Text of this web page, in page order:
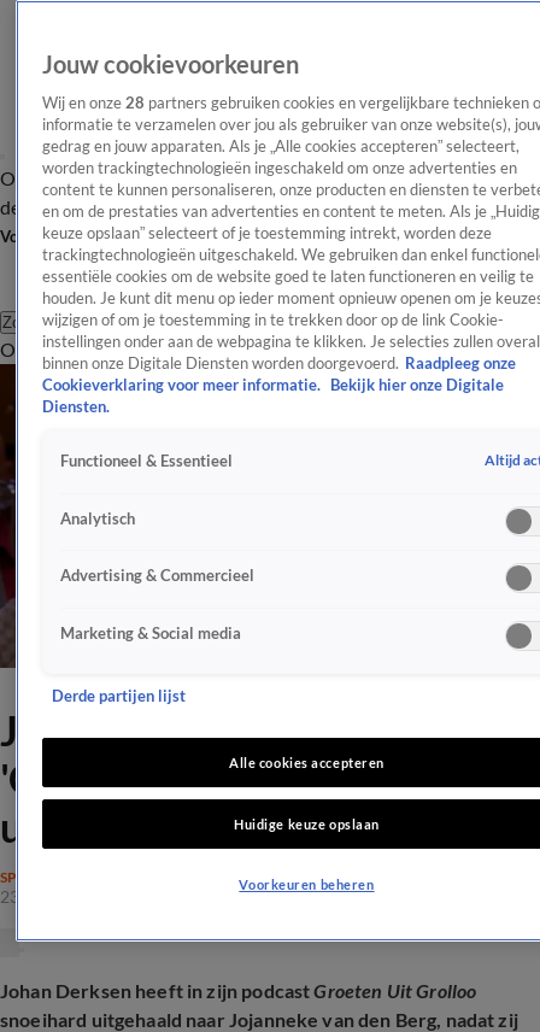
OverzichtAfleveringen Entertainment TV Algemeen
Tip
de redactieNieuwsbrief
Volg Shownieuws
Zoeken
OverzichtEntertainmentSpraakmakendRealityCrimeVideo's
Johan Derksen haalt uit:
'Gewoon onzin wat je
uitkraamt'
SPRAAKMAKEND
23 okt 2025, 21:41
Johan Derksen heeft in zijn podcastGroeten Uit Grolloo
snoeihard uitgehaald naar Jojanneke van den Berg, nadat zij
Jouw cookievoorkeuren
Wij en onze 28 partners gebruiken cookies en vergelijkbare technieken
informatie te verzamelen over jou als gebruiker van onze website(s),
gedrag en jouw apparaten. Als je „Alle cookies accepteren” selecteert,
worden trackingtechnologieën ingeschakeld om onze advertenties en
content te kunnen personaliseren, onze producten en diensten te
en om de prestaties van advertenties en content te meten. Als je
keuze opslaan” selecteert of je toestemming intrekt, worden deze
trackingtechnologieën uitgeschakeld. We gebruiken dan enkel
essentiële cookies om de website goed te laten functioneren en veilig te
houden. Je kunt dit menu op ieder moment opnieuw openen om je
wijzigen of om je toestemming in te trekken door op de link Cookie-
instellingen onder aan de webpagina te klikken. Je selecties zullen overal
binnen onze Digitale Diensten worden doorgevoerd. Raadpleeg onze
Cookieverklaring voor meer informatie.
Bekijk hier onze Digitale
Diensten.
Functioneel & Essentieel Altijd
Analytisch
Advertising & Commercieel
Marketing & Social media
Derde partijen lijst
Alle cookies accepteren
Huidige keuze opslaan
Voorkeuren beheren